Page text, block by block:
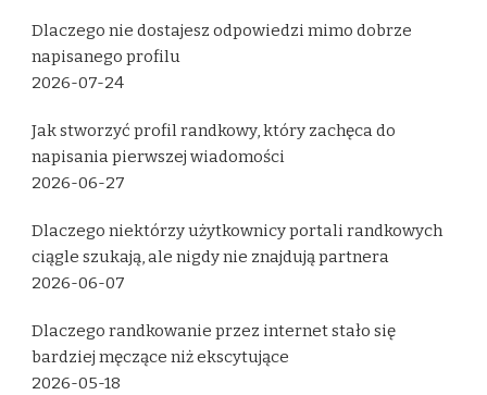
Dlaczego nie dostajesz odpowiedzi mimo dobrze
napisanego profilu
2026-07-24
Jak stworzyć profil randkowy, który zachęca do
napisania pierwszej wiadomości
2026-06-27
Dlaczego niektórzy użytkownicy portali randkowych
ciągle szukają, ale nigdy nie znajdują partnera
2026-06-07
Dlaczego randkowanie przez internet stało się
bardziej męczące niż ekscytujące
2026-05-18